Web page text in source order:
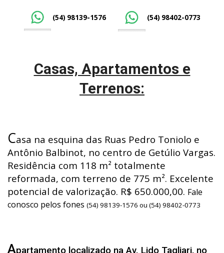
(54) 98139-1576 (54) 98402-0773
Casas, Apartamentos e
Terrenos:
Casa na esquina das Ruas Pedro Toniolo e
Antônio Balbinot, no centro de Getúlio Vargas.
Residência com 118 m² totalmente
reformada, com terreno de 775 m². Excelente
potencial de valorização. R$ 650.000,00. Fale
conosco pelos fones (54) 98139-1576 ou (54) 98402-0773
Apartamento localizado na Av. Lido Tagliari, no